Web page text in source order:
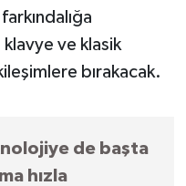
klavye ve klasik
bırakacak.
de başta
hızla